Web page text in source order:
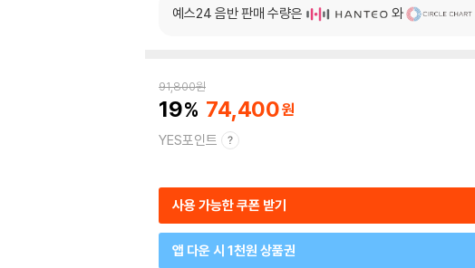
예스24 음반 판매 수량은 와
91,800원
19 74,400
YES포인트
사용 가능한 쿠폰 받기
앱 다운 시 1천원 상품권